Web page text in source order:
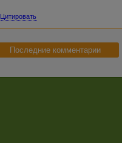
Цитировать
Последние комментарии